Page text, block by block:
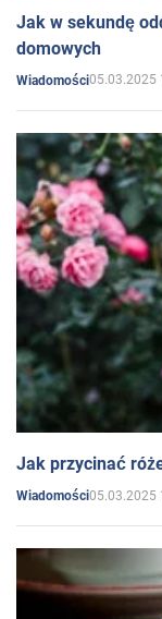
Jak w sekundę
domowych
Wiadomości05.03.2025
Jak przycinać
Wiadomości05.03.2025